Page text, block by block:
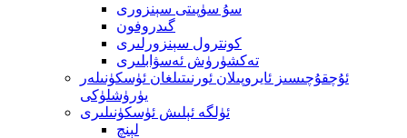
سۇ سۈپىتى سېنزورى
گىدروفون
كونترول سېنزورلىرى
تەكشۈرۈش ئەسۋابلىرى
ئۇچقۇچىسىز ئايروپىلان ئورنىتىلغان ئۈسكۈنىلەر
يۈرۈشلۈكى
ئۈلگە ئېلىش ئۈسكۈنىلىرى
لېنچ